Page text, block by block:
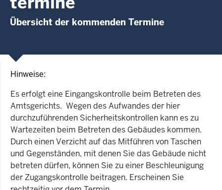
Übersicht der kommenden Termine
Hinweise:
Es erfolgt eine Eingangskontrolle beim Betreten des
Amtsgerichts. Wegen des Aufwandes der hier
durchzuführenden Sicherheitskontrollen kann es zu
Wartezeiten beim Betreten des Gebäudes kommen.
Durch einen Verzicht auf das Mitführen von Taschen
und Gegenständen, mit denen Sie das Gebäude nicht
betreten dürfen, können Sie zu einer Beschleunigung
der Zugangskontrolle beitragen. Erscheinen Sie